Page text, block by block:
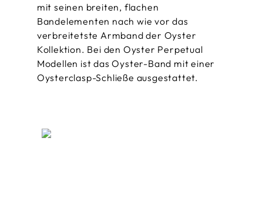
mit seinen breiten, flachen
Bandelementen nach wie vor das
verbreitetste Armband der Oyster
Kollektion. Bei den Oyster Perpetual
Modellen ist das Oyster-Band mit einer
Oysterclasp-Schließe ausgestattet.